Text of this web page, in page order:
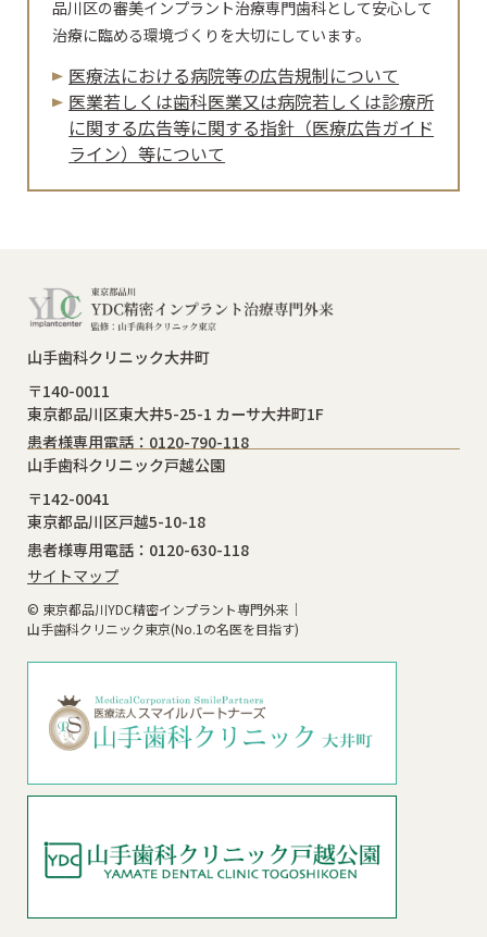
品川区の審美インプラント治療専門歯科として安心して
治療に臨める環境づくりを大切にしています。
医療法における病院等の広告規制について
医業若しくは⻭科医業⼜は病院若しくは診療所
に関する広告等に関する指針（医療広告ガイド
ライン）等について
山手歯科クリニック大井町
〒140-0011
東京都品川区東大井5-25-1 カーサ大井町1F
患者様専用電話：0120-790-118
山手歯科クリニック戸越公園
〒142-0041
東京都品川区戸越5-10-18
患者様専用電話：0120-630-118
サイトマップ
© 東京都品川YDC精密インプラント専門外来｜
山手歯科クリニック東京(No.1の名医を目指す)